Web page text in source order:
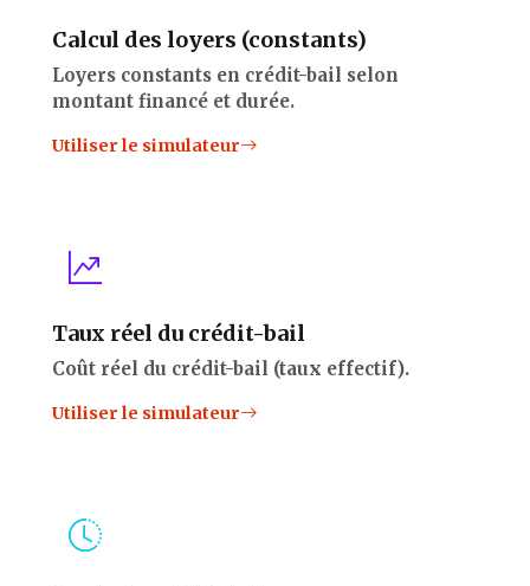
Calcul des loyers (constants)
Loyers constants en crédit-bail selon
montant financé et durée.
Utiliser le simulateur
Taux réel du crédit-bail
Coût réel du crédit-bail (taux effectif).
Utiliser le simulateur